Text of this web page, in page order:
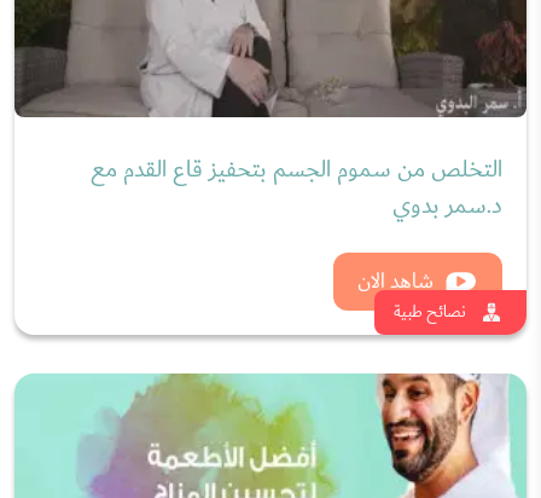
نصائح طبية
أفضل الأطعمة لتحسين المزاج "مصنع مزاجك" مع
ناصر الريامي
شاهد الان